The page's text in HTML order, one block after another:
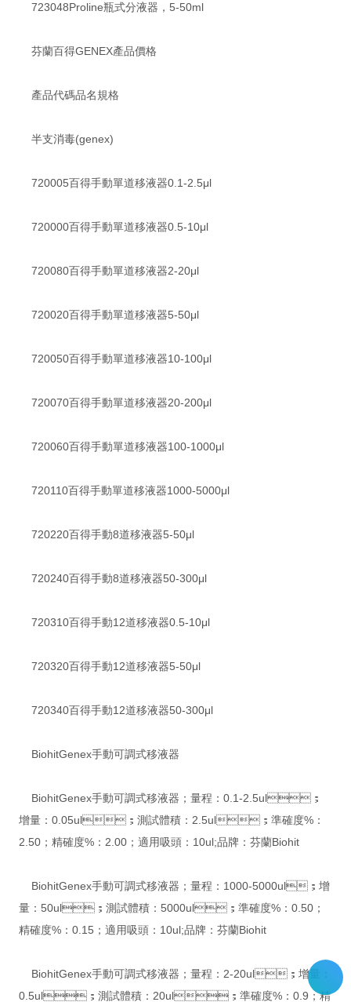
723048Proline瓶式分液器，5-50ml
芬蘭百得GENEX產品價格
產品代碼品名規格
半支消毒(genex)
720005百得手動單道移液器0.1-2.5μl
720000百得手動單道移液器0.5-10μl
720080百得手動單道移液器2-20μl
720020百得手動單道移液器5-50μl
720050百得手動單道移液器10-100μl
720070百得手動單道移液器20-200μl
720060百得手動單道移液器100-1000μl
720110百得手動單道移液器1000-5000μl
720220百得手動8道移液器5-50μl
720240百得手動8道移液器50-300μl
720310百得手動12道移液器0.5-10μl
720320百得手動12道移液器5-50μl
720340百得手動12道移液器50-300μl
BiohitGenex手動可調式移液器
BiohitGenex手動可調式移液器；量程：0.1-2.5ul；
增量：0.05ul；測試體積：2.5ul；準確度%：
2.50；精確度%：2.00；適用吸頭：10ul;品牌：芬蘭Biohit
BiohitGenex手動可調式移液器；量程：1000-5000ul；增
量：50ul；測試體積：5000ul；準確度%：0.50；
精確度%：0.15；適用吸頭：10ul;品牌：芬蘭Biohit
BiohitGenex手動可調式移液器；量程：2-20ul；增量：
0.5ul；測試體積：20ul；準確度%：0.9；精